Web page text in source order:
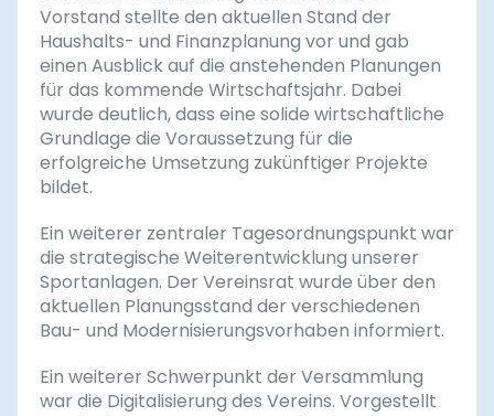
Vorstand stellte den aktuellen Stand der
Haushalts- und Finanzplanung vor und gab
einen Ausblick auf die anstehenden Planungen
für das kommende Wirtschaftsjahr. Dabei
wurde deutlich, dass eine solide wirtschaftliche
Grundlage die Voraussetzung für die
erfolgreiche Umsetzung zukünftiger Projekte
bildet.
Ein weiterer zentraler Tagesordnungspunkt war
die strategische Weiterentwicklung unserer
Sportanlagen. Der Vereinsrat wurde über den
aktuellen Planungsstand der verschiedenen
Bau- und Modernisierungsvorhaben informiert.
Ein weiterer Schwerpunkt der Versammlung
war die Digitalisierung des Vereins. Vorgestellt